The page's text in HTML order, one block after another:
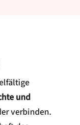
und
verbinden.